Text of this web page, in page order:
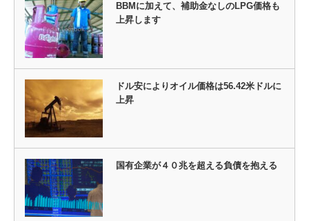
BBMに加えて、補助金なしのLPG価格も
上昇します
ドル安によりオイル価格は56.42米ドルに
上昇
国有企業が４０兆を超える負債を抱える